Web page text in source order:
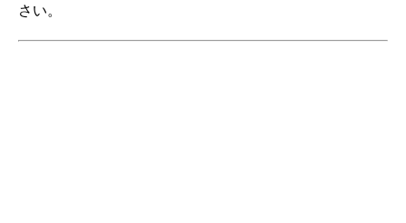
さい。